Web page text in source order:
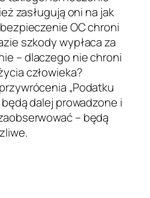
zasługują oni na jak
OC chroni
szkody wypłaca za
– dlaczego nie chroni
człowieka?
„Podatku
dalej prowadzone i
– będą